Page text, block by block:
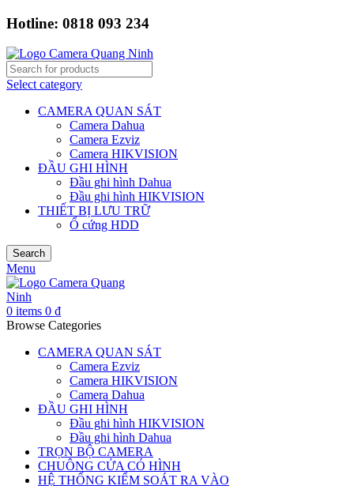
Hotline: 0818 093 234
Select category
CAMERA QUAN SÁT
Camera Dahua
Camera Ezviz
Camera HIKVISION
ĐẦU GHI HÌNH
Đầu ghi hình Dahua
Đầu ghi hình HIKVISION
THIẾT BỊ LƯU TRỮ
Ổ cứng HDD
Search
Menu
0 items 0 ₫
Browse Categories
CAMERA QUAN SÁT
Camera Ezviz
Camera HIKVISION
Camera Dahua
ĐẦU GHI HÌNH
Đầu ghi hình HIKVISION
Đầu ghi hình Dahua
TRỌN BỘ CAMERA
CHUÔNG CỬA CÓ HÌNH
HỆ THỐNG KIỂM SOÁT RA VÀO